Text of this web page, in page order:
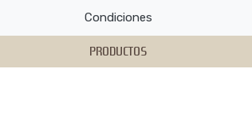
Condiciones
PRODUCTOS